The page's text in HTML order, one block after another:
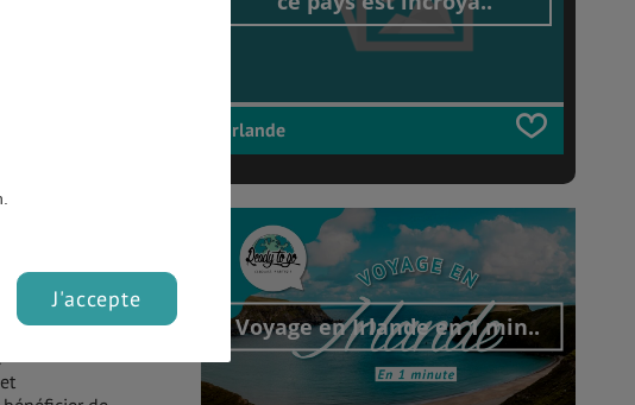
commerces et
, Irlande
Voyage en Irlande en 1 min..
J'accepte